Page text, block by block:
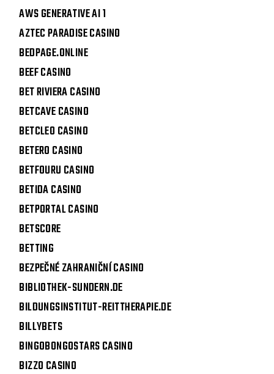
AWS GENERATIVE AI 1
AZTEC PARADISE CASINO
BEDPAGE.ONLINE
BEEF CASINO
BET RIVIERA CASINO
BETCAVE CASINO
BETCLEO CASINO
BETERO CASINO
BETFOURU CASINO
BETIDA CASINO
BETPORTAL CASINO
BETSCORE
BETTING
BEZPEČNÉ ZAHRANIČNÍ CASINO
BIBLIOTHEK-SUNDERN.DE
BILDUNGSINSTITUT-REITTHERAPIE.DE
BILLYBETS
BINGOBONGOSTARS CASINO
BIZZO CASINO